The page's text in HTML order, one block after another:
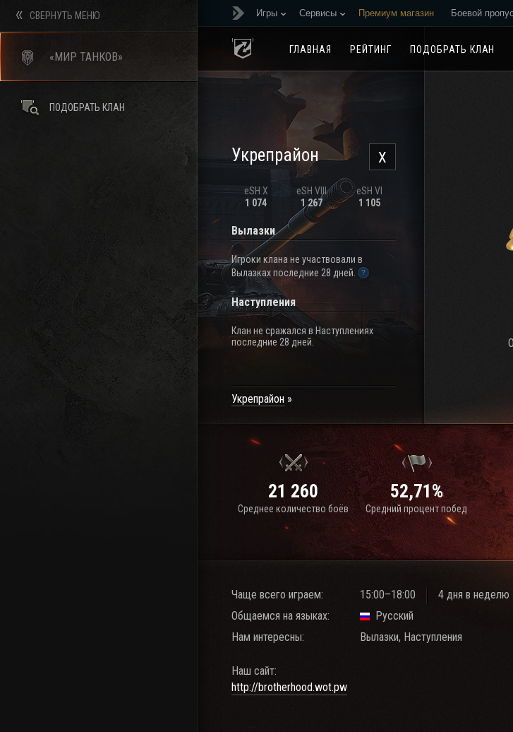
Игры Сервисы Премиум магазин Боевой
ГЛАВНАЯ РЕЙТИНГ ПОДОБРАТЬ КЛАН
X
Укрепрайон
eSH X
1 074
eSH VIII
1 267
eSH VI
1 105
Вылазки
Игроки клана не участвовали в
Вылазках последние 28 дней.
Наступления
Клан не сражался в Наступлениях
последние 28 дней.
Укрепрайон
21 260
Среднее количество боёв
52,71%
Средний процент побед
Чаще всего играем: 15:00–18:00
4 дня в неделю
Общаемся на языках:
Русский
Нам интересны:
Вылазки, Наступления
Наш сайт:
http://brotherhood.wot.pw
СВЕРНУТЬ МЕНЮ
«МИР ТАНКОВ»
ПОДОБРАТЬ КЛАН